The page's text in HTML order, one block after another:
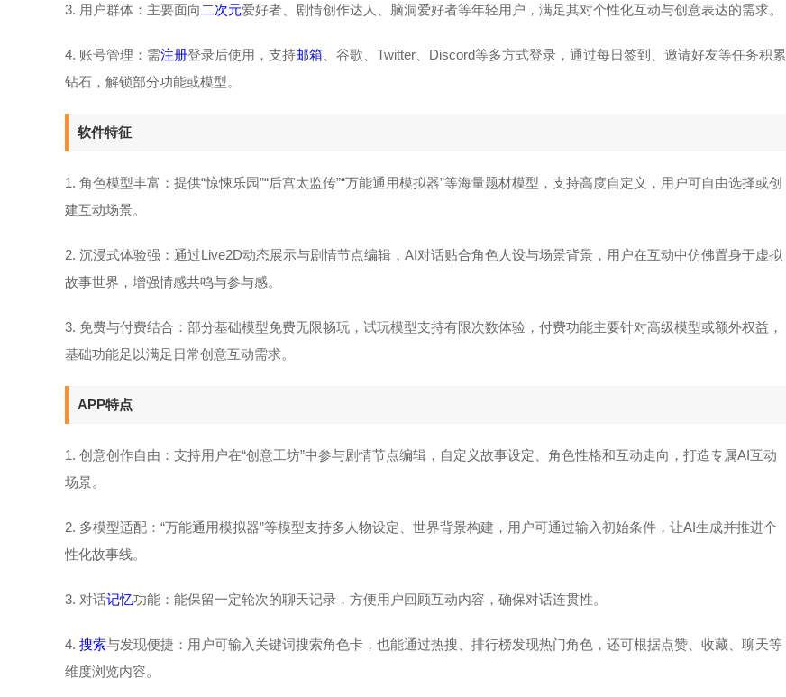
3. 用户群体：主要面向 二次元爱好者、剧情创作达人、脑洞爱好者等年轻用户，满足其对个性化互动与创意表达的需求。
4. 账号管理：需注册登录后使用，支持邮箱 、谷歌、Twitter、Discord等多方式登录，通过每日签到、邀请好友等任务积累
钻石，解锁部分功能或模型。
软件特征
1. 角色模型丰富：提供“惊悚乐园”“后宫太监传”“万能通用模拟器”等海量题材模型，支持高度自定义，用户可自由选择或创
建互动场景。
2. 沉浸式体验强：通过Live2D动态展示与剧情节点编辑，AI对话贴合角色人设与场景背景，用户在互动中仿佛置身于虚拟
故事世界，增强情感共鸣与参与感。
3. 免费与付费结合：部分基础模型免费无限畅玩，试玩模型支持有限次数体验，付费功能主要针对高级模型或额外权益，
基础功能足以满足日常创意互动需求。
APP特点
1. 创意创作自由：支持用户在“创意工坊”中参与剧情节点编辑，自定义故事设定、角色性格和互动走向，打造专属AI互动
场景。
2. 多模型适配：“万能通用模拟器”等模型支持多人物设定、世界背景构建，用户可通过输入初始条件，让AI生成并推进个
性化故事线。
3. 对话记忆功能：能保留一定轮次的聊天记录，方便用户回顾互动内容，确保对话连贯性。
4. 搜索与发现便捷：用户可输入关键词搜索角色卡，也能通过热搜、排行榜发现热门角色，还可根据点赞、收藏、聊天等
维度浏览内容。